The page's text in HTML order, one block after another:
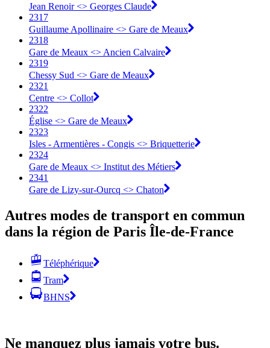
Jean Renoir <> Georges Claude
2317
Guillaume Apollinaire <> Gare de Meaux
2318
Gare de Meaux <> Ancien Calvaire
2319
Chessy Sud <> Gare de Meaux
2321
Centre <> Collot
2322
Église <> Gare de Meaux
2323
Isles - Armentières - Congis <> Briquetterie
2324
Gare de Meaux <> Institut des Métiers
2341
Gare de Lizy-sur-Ourcq <> Chaton
Autres modes de transport en commun
dans la région de Paris Île-de-France
Téléphérique
Tram
BHNS
Ne manquez plus jamais votre bus.